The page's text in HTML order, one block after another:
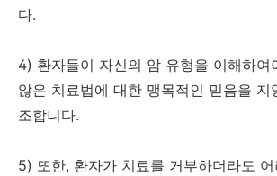
다.
4) 환자들이 자신의 암 유형을 이해하여
않은 치료법에 대한 맹목적인 믿음을 지
조합니다.
5) 또한, 환자가 치료를 거부하더라도